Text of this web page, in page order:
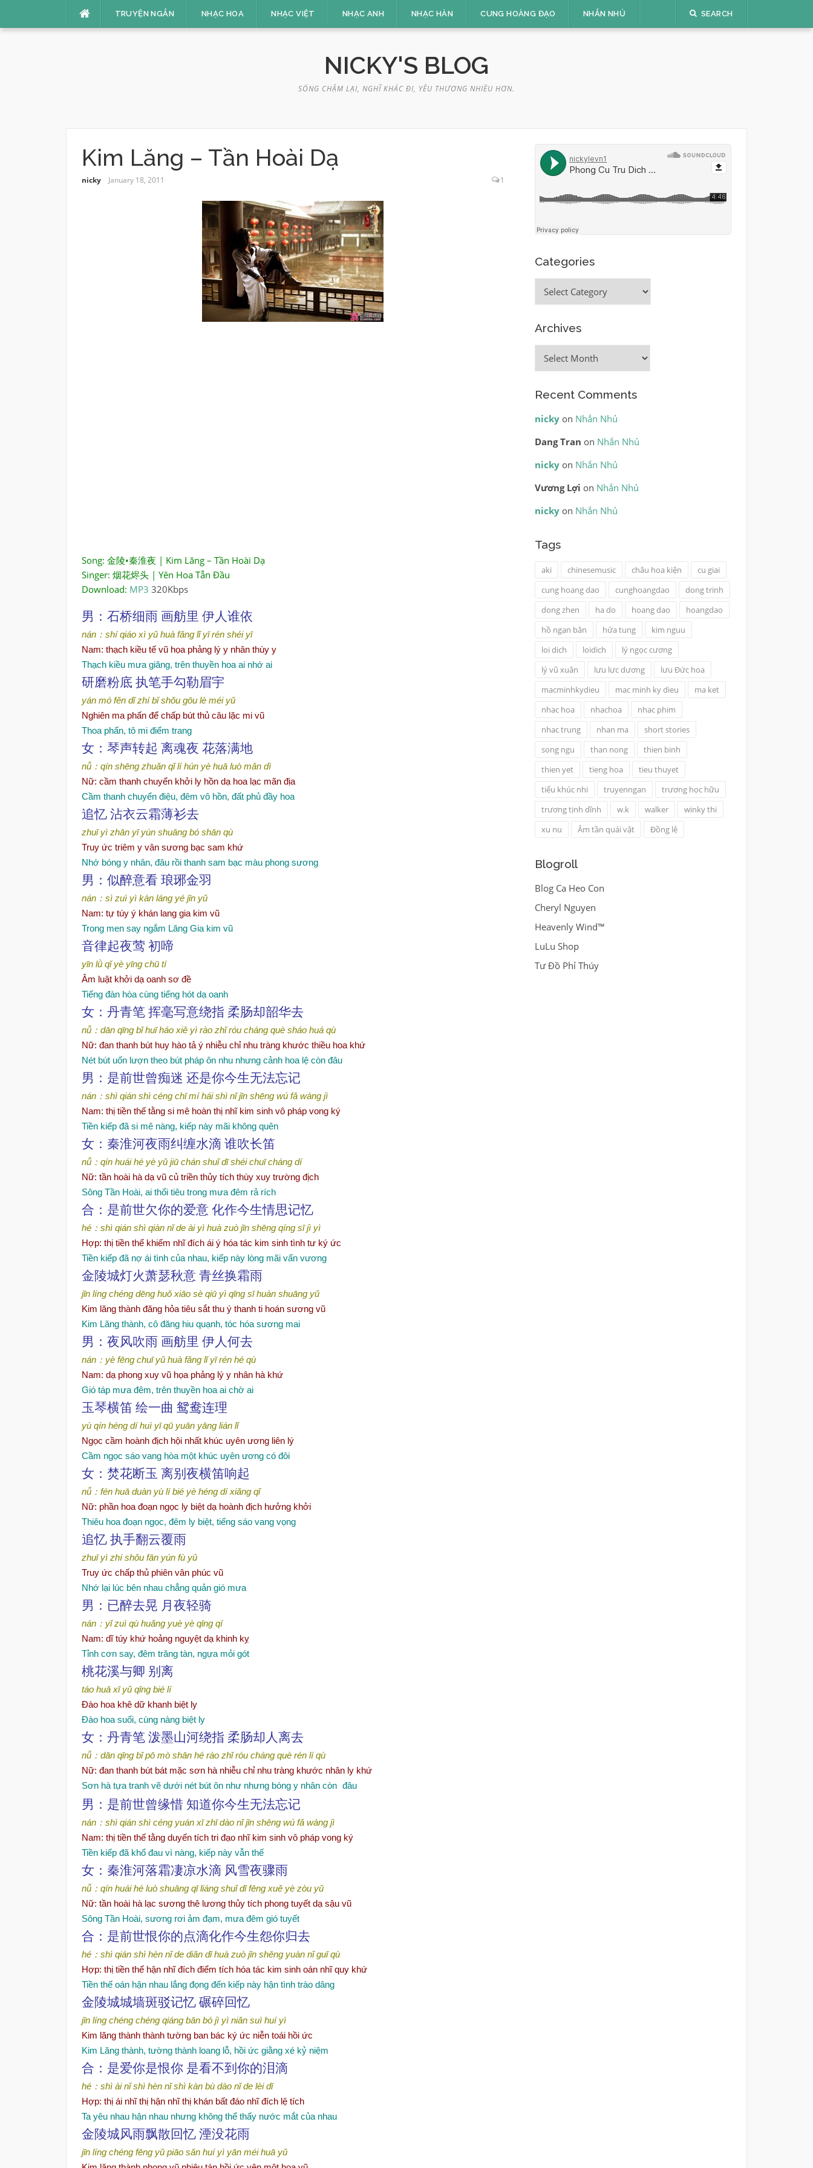
TRUYỆN NGẮN NHẠC HOA NHẠC VIỆT NHẠC ANH NHẠC HÀN CUNG HOÀNG ĐẠO NHẮN NHỦ SEARCH
NICKY'S BLOG
SỐNG CHẬM LẠI, NGHĨ KHÁC ĐI, YÊU THƯƠNG NHIỀU HƠN.
Kim Lăng – Tần Hoài Dạ
nicky January 18, 2011 1
Song: 金陵•秦淮夜 | Kim Lăng – Tần Hoài Dạ
Singer: 烟花烬头 | Yên Hoa Tẫn Đầu
Download: MP3 320Kbps
男：石桥细雨 画舫里 伊人谁依
nán： shí qiáo xì yǔ huà fǎng lǐ yī rén shéi yī
Nam: thạch kiều tế vũ họa phảng lý y nhân thùy y
Thạch kiều mưa giăng, trên thuyền hoa ai nhớ ai
研磨粉底 执笔手勾勒眉宇
yán mó fěn dǐ zhí bǐ shǒu gōu lè méi yǔ
Nghiên ma phấn để chấp bút thủ câu lặc mi vũ
Thoa phấn, tô mi điểm trang
女：琴声转起 离魂夜 花落满地
nǚ： qín shēng zhuǎn qǐ lí hún yè huā luò mǎn dì
Nữ: cầm thanh chuyển khởi ly hồn dạ hoa lạc mãn địa
Cầm thanh chuyển điệu, đêm vô hồn, đất phủ đầy hoa
追忆沾衣云霜薄衫去
zhuī yì zhān yī yún shuāng bó shān qù
Truy ức triêm y vân sương bạc sam khứ
Nhớ bóng y nhân, đâu rồithanh sam bạc màu phong sương
男：似醉意看 琅琊金羽
nán： sì zuì yì kàn láng yé jīn yǔ
Nam: tự túy ý khán lang gia kim vũ
Trong men say ngắm Lăng Gia kim vũ
音律起夜莺初啼
yīn lǜ qǐ yè yīng chū tí
Âm luật khởi dạ oanh sơ đề
Tiếng đànhòa cùng tiếng hót dạoanh
女：丹青笔 挥毫写意绕指 柔肠却韶华去
nǚ： dān qīng bǐ huī háo xiě yì rào zhǐ róu cháng què sháo huá qù
Nữ: đan thanh bút huy hào tả ý nhiễu chỉ nhu tràng khước thiều hoa khứ
Nét bút uốn lượn theo bút pháp ôn nhu nhưng cảnh hoa lệ còn đâu
男：是前世曾痴迷 还是你今生无法忘记
nán： shì qián shì céng chī mí hái shì nǐ jīn shēng wú fǎ wàng jì
Nam: thị tiền thế tằng si mê hoàn thị nhĩ kim sinh vô pháp vong ký
Tiền kiếp đã si mê nàng, kiếp này mãi không quên
女：秦淮河夜雨纠缠水滴 谁吹长笛
nǚ： qín huái hé yè yǔ jiū chán shuǐ dī shéi chuī cháng dí
Nữ: tần hoài hà dạ vũ củ triền thủy tích thùy xuy trường địch
Sông Tần Hoài, ai thổi tiêu trong mưa đêm rả rích
合：是前世欠你的爱意 化作今生情思记忆
hé： shì qián shì qiàn nǐ de ài yì huà zuò jīn shēng qíng sī jì yì
Hợp: thị tiền thế khiếm nhĩ đích ái ý hóa tác kim sinh tình tư ký ức
Tiền kiếp đã nợ ái tình của nhau, kiếp này lòng mãi vấn vương
金陵城灯火萧瑟秋意 青丝换霜雨
jīn líng chéng dēng huǒ xiāo sè qiū yì qīng sī huàn shuāng yǔ
Kim lăng thành đăng hỏa tiêu sắt thu ý thanh ti hoán sương vũ
Kim Lăng thành, cô đăng hiu quạnh, tóc hóa sương mai
男：夜风吹雨 画舫里 伊人何去
nán： yè fēng chuī yǔ huà fǎng lǐ yī rén hé qù
Nam: dạ phong xuy vũ họa phảng lý y nhân hà khứ
Gió táp mưa đêm, trên thuyền hoa ai chờ ai
玉琴横笛 绘一曲 鸳鸯连理
yù qín héng dí huì yī qū yuān yāng lián lǐ
Ngọc cầm hoành địch hội nhất khúc uyên ương liên lý
Cầm ngọc sáo vang hòa một khúc uyên ương có đôi
女：焚花断玉 离别 夜横笛响起
nǚ： fén huā duàn yù lí bié yè héng dí xiǎng qǐ
Nữ: phần hoa đoạn ngọc ly biệt dạ hoành địch hưởng khởi
Thiêu hoa đoạn ngọc, đêm ly biệt, tiếng sáo vang vọng
追忆 执手翻云覆雨
zhuī yì zhí shǒu fān yún fù yǔ
Truy ức chấp thủ phiên vân phúc vũ
Nhớ lại lúc bên nhau chẳng quản gió mưa
男：已醉去晃 月夜轻骑
nán： yǐ zuì qù huǎng yuè yè qīng qí
Nam: dĩ túy khứ hoảng nguyệt dạ khinh kỵ
Tỉnh cơn say, đêm trăng tàn, ngựa mỏi gót
桃花溪与卿 别 离
táo huā xī yǔ qīng bié lí
Đào hoa khê dữ khanh biệt ly
Đào hoa suối, cùng nàng biệt ly
女：丹青笔 泼墨山河绕指 柔肠却人离去
nǚ： dān qīng bǐ pō mò shān hé rào zhǐ róu cháng què rén lí qù
Nữ: đan thanh bút bát mặc sơn hà nhiễu chỉ nhu tràng khước nhân ly khứ
Sơn hà tựa tranh vẽ dưới nét bút ôn như nhưng bóng y nhân còn đâu
男：是前世曾缘惜 知道你今生无法忘记
nán： shì qián shì céng yuán xī zhī dào nǐ jīn shēng wú fǎ wàng jì
Nam: thị tiền thế tằng duyến tích tri đạo nhĩ kim sinh vô pháp vong ký
Tiền kiếp đã khổ đau vì nàng, kiếp này vẫn thế
女：秦淮河落霜凄凉水滴 风雪夜骤雨
nǚ： qín huái hé luò shuāng qī liáng shuǐ dī fēng xuě yè zòu yǔ
Nữ: tần hoài hà lạc sương thê lương thủy tích phong tuyết dạ sậu vũ
Sông Tần Hoài, sương rơi ảm đạm, mưa đêm gió tuyết
合：是前世恨你的点滴化作今生怨你归去
hé： shì qián shì hèn nǐ de diǎn dī huà zuò jīn shēng yuàn nǐ guī qù
Hợp: thị tiền thế hận nhĩ đích điểm tích hóa tác kim sinh oán nhĩ quy khứ
Tiền thế oán hận nhau lắng đọng đến kiếp này hận tình trào dâng
金陵城城墙斑驳记忆碾碎回忆
jīn líng chéng chéng qiáng bān bó jì yì niǎn suì huí yì
Kim lăng thành thành tường ban bác ký ức niễn toái hồi ức
Kim Lăng thành, tường thành loang lỗ, hồi ức giằng xé kỷ niệm
合：是爱你是恨你 是看不到你的泪滴
hé： shì ài nǐ shì hèn nǐ shì kàn bù dào nǐ de lèi dī
Hợp: thị ái nhĩ thị hận nhĩ thị khán bất đáo nhĩ đích lệ tích
Ta yêu nhauhận nhau nhưngkhông thể thấy nước mắt của nhau
金陵城风雨飘散回忆湮没花雨
jīn líng chéng fēng yǔ piāo sǎn huí yì yān méi huā yǔ
Categories
Categories
Archives
Archives
Recent Comments
nickyon Nhắn Nhủ
Dang Tran on Nhắn Nhủ
nickyon Nhắn Nhủ
Vương Lợi on Nhắn Nhủ
nickyon Nhắn Nhủ
Tags
aki chinesemusic châu hoa kiện
cu giai
cung hoang dao
cunghoangdao
dong trinh
dong zhen
ha do hoang dao
hoangdao
hồ ngạn bân
hứa tung
kim nguu
loi dich
loidich
lý ngọc cương
lý vũ xuân
lưu lực dương
lưu Đức hoa
macminhkydieu
mac minh ky dieu
ma ket
nhac hoa
nhachoa
nhac phim
nhac trung
nhan ma
short stories
song ngu
than nong
thien binh
thien yet
tieng hoa
tieu thuyet
tiểu khúc nhi
truyenngan
trương học hữu
trương tịnh dĩnh
w.k walker
winky thi
xu nu
Âm tần quái vật Đồng lệ
Blogroll
Blog Ca Heo Con
Cheryl Nguyen
Heavenly Wind™
LuLu Shop
Tư Đồ Phỉ Thúy